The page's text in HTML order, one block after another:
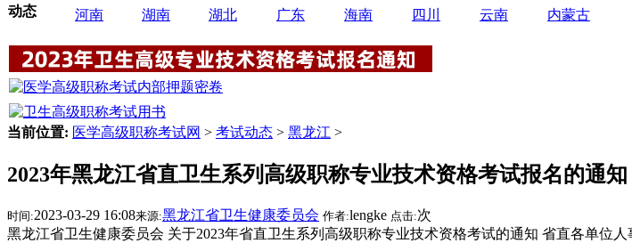
动态 河南 湖南 湖北 广东 海南 四川 云南 内蒙古
当前位置: 医学高级职称考试网 > 考试动态 > 黑龙江 >
2023年黑龙江省直卫生系列高级职称专业技术资格考试报名的通知
时间:2023-03-29 16:08来源:黑龙江省卫生健康委员会 作者:lengke 点击:次
黑龙江省卫生健康委员会 关于2023年省直卫生系列高级职称专业技术资格考试的通知 省直各单位